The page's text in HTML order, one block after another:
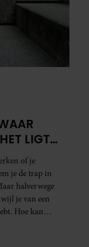
LIGT
of je
je de trap in
halverwege
je van een
Hoe kan